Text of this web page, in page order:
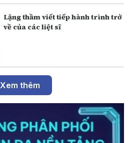
Lặng thầm viết tiếp hành trình trở
về của các liệt sĩ
Xem thêm